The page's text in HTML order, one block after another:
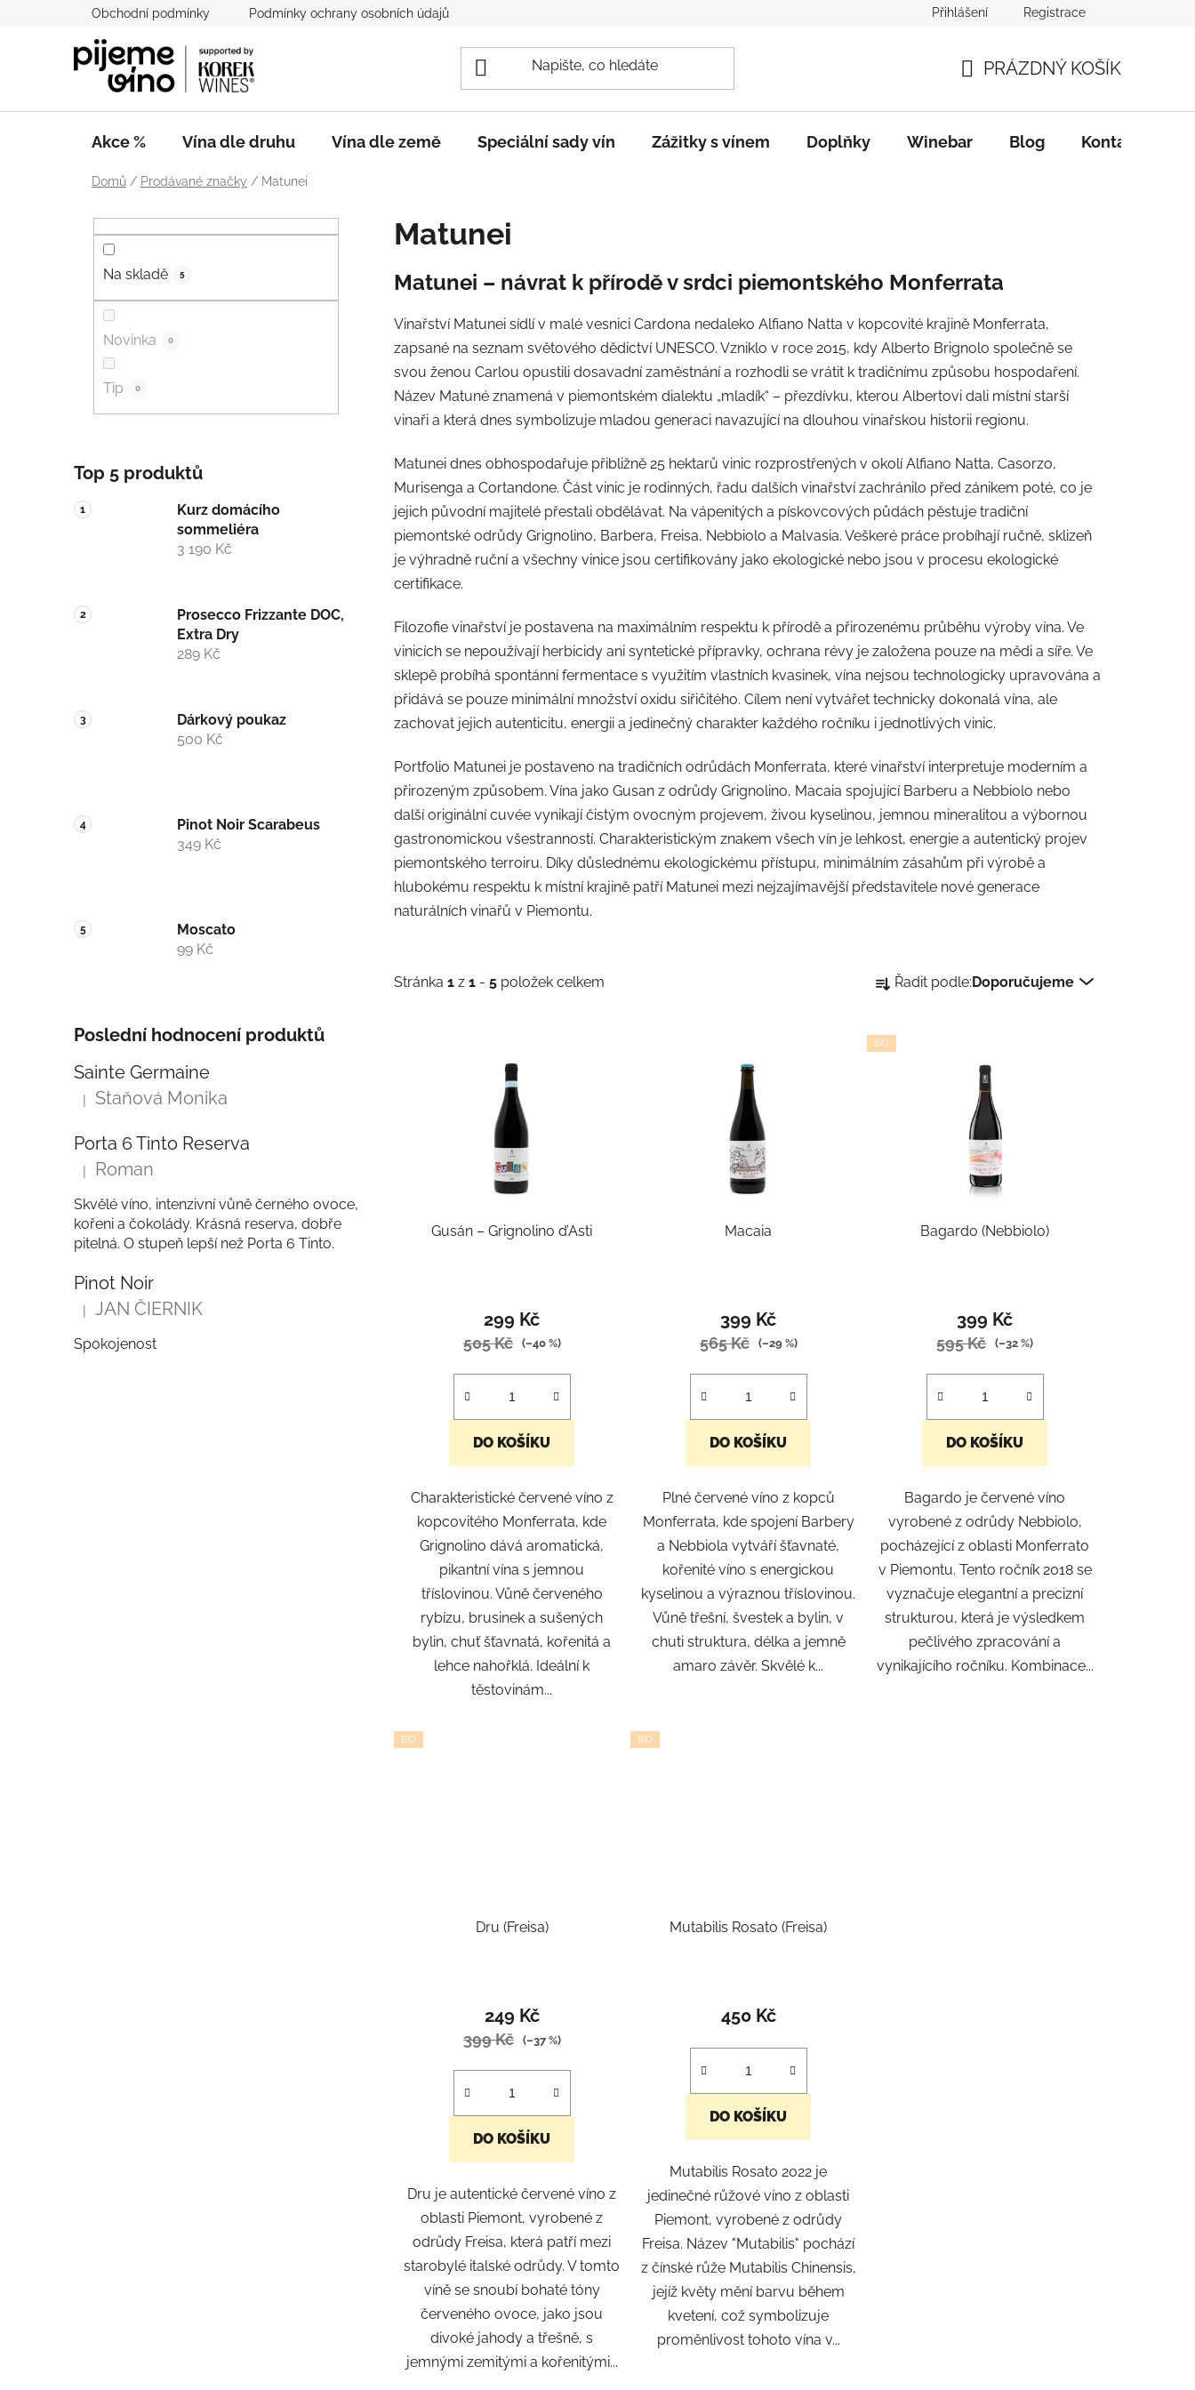
Obchodní podmínky Podmínky ochrany osobních údajů Přihlášení Registrace
KOŠÍK
PRÁZDNÝ KOŠÍK
Akce % Vína dle druhu Vína dle země Speciální sady vín Zážitky s vínem Doplňky Winebar Blog Kontakty
Domů / Prodávané značky / Matunei
n
e
l
Na skladě 5
Novinka 0
Tip 0
Top 5 produktů
Kurz domácího
sommeliéra
3 190 Kč
Prosecco Frizzante DOC,
Extra Dry
289 Kč
Dárkový poukaz
500 Kč
Pinot Noir Scarabeus
349 Kč
Moscato
99 Kč
Poslední hodnocení produktů
Sainte Germaine
Hodnocení produktu je 5 z 5 hvězdiček.
| Staňová Monika
Porta 6 Tinto Reserva
Hodnocení produktu je 5 z 5 hvězdiček.
| Roman
Skvělé víno, intenzivní vůně černého ovoce,
kořeni a čokolády. Krásná reserva, dobře
pitelná. O stupeň lepší než Porta 6 Tinto.
Pinot Noir
Hodnocení produktu je 5 z 5 hvězdiček.
| JAN ČIERNIK
Spokojenost
Matunei
Matunei – návrat k přírodě v srdci piemontského Monferrata
Vinařství Matunei sídlí v malé vesnici Cardona nedaleko Alfiano Natta v kopcovité krajině Monferrata,
zapsané na seznam světového dědictví UNESCO. Vzniklo v roce 2015, kdy Alberto Brignolo společně se
svou ženou Carlou opustili dosavadní zaměstnání a rozhodli se vrátit k tradičnímu způsobu hospodaření.
Název Matuné znamená v piemontském dialektu „mladík“ – přezdívku, kterou Albertovi dali místní starší
vinaři a která dnes symbolizuje mladou generaci navazující na dlouhou vinařskou historii regionu.
Matunei dnes obhospodařuje přibližně 25 hektarů vinic rozprostřených v okolí Alfiano Natta, Casorzo,
Murisenga a Cortandone. Část vinic je rodinných, řadu dalších vinařství zachránilo před zánikem poté, co je
jejich původní majitelé přestali obdělávat. Na vápenitých a pískovcových půdách pěstuje tradiční
piemontské odrůdy Grignolino, Barbera, Freisa, Nebbiolo a Malvasia. Veškeré práce probíhají ručně, sklizeň
je výhradně ruční a všechny vinice jsou certifikovány jako ekologické nebo jsou v procesu ekologické
certifikace.
Filozofie vinařství je postavena na maximálním respektu k přírodě a přirozenému průběhu výroby vína. Ve
vinicích se nepoužívají herbicidy ani syntetické přípravky, ochrana révy je založena pouze na mědi a síře. Ve
sklepě probíhá spontánní fermentace s využitím vlastních kvasinek, vína nejsou technologicky upravována a
přidává se pouze minimální množství oxidu siřičitého. Cílem není vytvářet technicky dokonalá vína, ale
zachovat jejich autenticitu, energii a jedinečný charakter každého ročníku i jednotlivých vinic.
Portfolio Matunei je postaveno na tradičních odrůdách Monferrata, které vinařství interpretuje moderním a
přirozeným způsobem. Vína jako Gusan z odrůdy Grignolino, Macaia spojující Barberu a Nebbiolo nebo
další originální cuvée vynikají čistým ovocným projevem, živou kyselinou, jemnou mineralitou a výbornou
gastronomickou všestranností. Charakteristickým znakem všech vín je lehkost, energie a autentický projev
piemontského terroiru. Díky důslednému ekologickému přístupu, minimálním zásahům při výrobě a
hlubokému respektu k místní krajině patří Matunei mezi nejzajímavější představitele nové generace
naturálních vinařů v Piemontu.
Stránka 1 z 1 - 5 položek celkem
a
e
n
Řadit podle:Doporučujeme
Gusán – Grignolino d’Asti
299 Kč
505 Kč (–40 %)
DO KOŠÍKU
Charakteristické červené víno z
kopcovitého Monferrata, kde
Grignolino dává aromatická,
pikantní vína s jemnou
tříslovinou. Vůně červeného
rybízu, brusinek a sušených
bylin, chuť šťavnatá, kořenitá a
lehce nahořklá. Ideální k
těstovinám...
Macaia
399 Kč
565 Kč (–29 %)
DO KOŠÍKU
Plné červené víno z kopců
Monferrata, kde spojení Barbery
a Nebbiola vytváří šťavnaté,
kořenité víno s energickou
kyselinou a výraznou tříslovinou.
Vůně třešní, švestek a bylin, v
chuti struktura, délka a jemně
amaro závěr. Skvělé k...
BIO
Bagardo (Nebbiolo)
399 Kč
595 Kč (–32 %)
DO KOŠÍKU
Bagardo je červené víno
vyrobené z odrůdy Nebbiolo,
pocházející z oblasti Monferrato
v Piemontu. Tento ročník 2018 se
vyznačuje elegantní a precizní
strukturou, která je výsledkem
pečlivého zpracování a
vynikajícího ročníku. Kombinace...
BIO
Dru (Freisa)
hodnocení
produktu
z
5
249 Kč
399 Kč (–37 %)
DO KOŠÍKU
Dru je autentické červené víno z
oblasti Piemont, vyrobené z
odrůdy Freisa, která patří mezi
starobylé italské odrůdy. V tomto
víně se snoubí bohaté tóny
červeného ovoce, jako jsou
divoké jahody a třešně, s
jemnými zemitými a kořenitými...
BIO
Mutabilis Rosato (Freisa)
hodnocení
5,0
5
450 Kč
DO KOŠÍKU
Mutabilis Rosato 2022 je
jedinečné růžové víno z oblasti
Piemont, vyrobené z odrůdy
Freisa. Název "Mutabilis" pochází
z čínské růže Mutabilis Chinensis,
jejíž květy mění barvu během
kvetení, což symbolizuje
proměnlivost tohoto vína v...